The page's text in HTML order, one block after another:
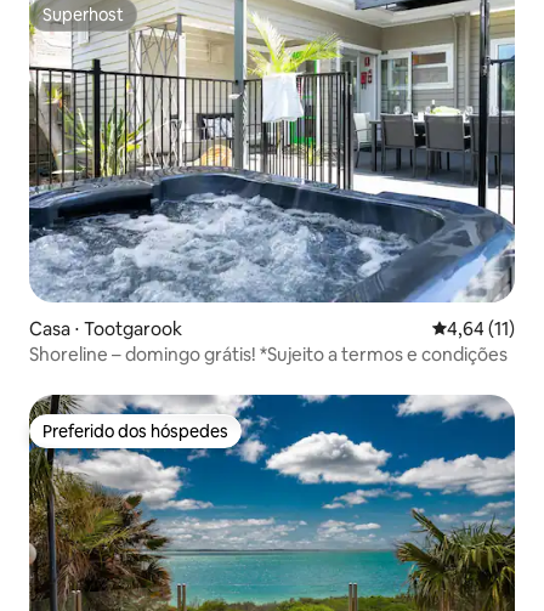
Superhost
Superhost
Casa ⋅ Tootgarook 4,64 de uma
4,64 (11)
Shoreline – domingo grátis! *Sujeito a termos e condições
Preferido dos hóspedes
Preferido dos hóspedes